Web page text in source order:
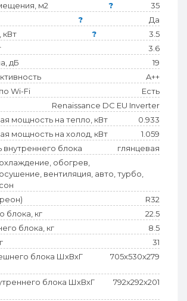
м2
?
35
?
Да
кВт
?
3.5
3.6
дБ
19
A++
Wi-Fi
Есть
Renaissance DC EU Inverter
мощность на тепло, кВт
0.933
мощность на холод, кВт
1.059
блока
глянцевая
охлаждение, обогрев,
осушение, вентиляция, авто, турбо,
сон
R32
блока, кг
22.5
блока, кг
8.5
31
блока ШхВхГ
705x530x279
блока ШхВхГ
792x292x201